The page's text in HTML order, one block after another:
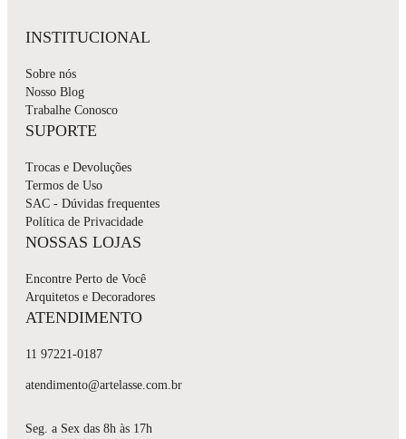
INSTITUCIONAL
Sobre nós
Nosso Blog
Trabalhe Conosco
SUPORTE
Trocas e Devoluções
Termos de Uso
SAC - Dúvidas frequentes
Política de Privacidade
NOSSAS LOJAS
Encontre Perto de Você
Arquitetos e Decoradores
ATENDIMENTO
11 97221-0187
atendimento@artelasse.com.br
Seg. a Sex das 8h às 17h